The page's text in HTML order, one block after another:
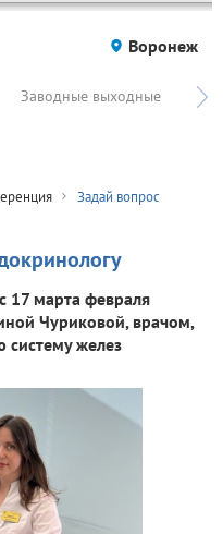
Воронеж
Заводные выходные
Задай вопрос
17 марта февраля
Чуриковой, врачом,
желез